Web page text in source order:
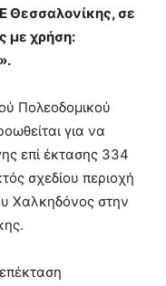
Θεσσαλονίκης, σε
με χρήση:
Πολεοδομικού
για να
επί έκτασης 334
σχεδίου περιοχή
Χαλκηδόνος στην